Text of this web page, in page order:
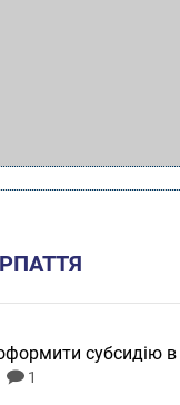
субсидію в
1